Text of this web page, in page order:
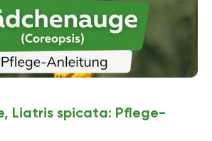
Liatris spicata: Pflege-